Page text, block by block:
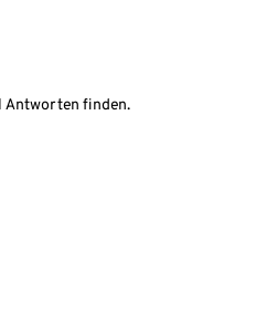
Antworten finden.